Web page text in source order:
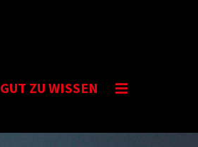
GUT ZU WISSEN